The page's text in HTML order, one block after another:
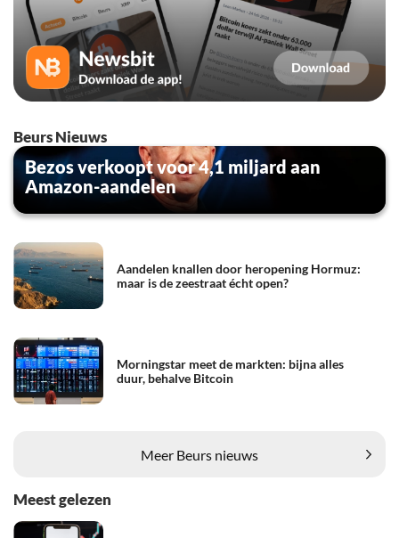
Beurs Nieuws
Bezos verkoopt voor 4,1 miljard aan
Amazon-aandelen
Aandelen knallen door heropening Hormuz:
maar is de zeestraat écht open?
Morningstar meet de markten: bijna alles
duur, behalve Bitcoin
Meer Beurs nieuws
Meest gelezen